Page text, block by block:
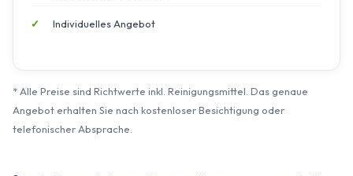
Individuelles Angebot
* Alle Preise sind Richtwerte inkl. Reinigungsmittel. Das genaue
Angebot erhalten Sie nach kostenloser Besichtigung oder
telefonischer Absprache.